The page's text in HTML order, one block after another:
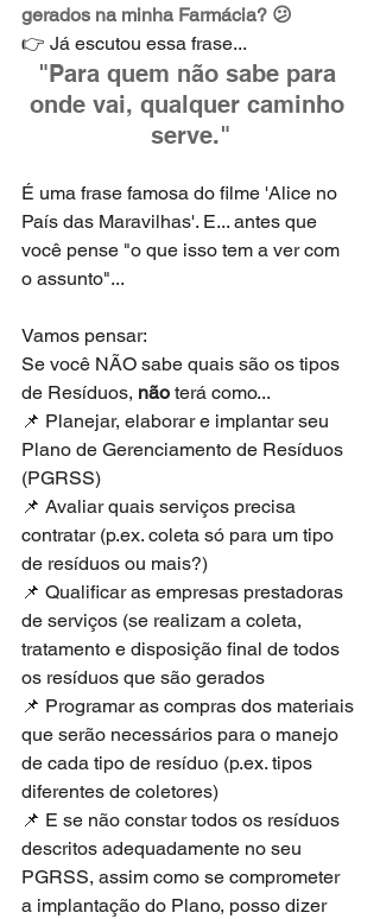
gerados na minha Farmácia? 😕
👉 Já escutou essa frase...
"Para quem não sabe para
onde vai, qualquer caminho
serve."
É uma frase famosa do filme 'Alice no
País das Maravilhas'. E... antes que
você pense "o que isso tem a ver com
o assunto"...
Vamos pensar:
Se você NÃO sabe quais são os tipos
de Resíduos, não terá como...
📌 Planejar, elaborar e implantar seu
Plano de Gerenciamento de Resíduos
(PGRSS)
📌 Avaliar quais serviços precisa
contratar (p.ex. coleta só para um tipo
de resíduos ou mais?)
📌 Qualificar as empresas prestadoras
de serviços (se realizam a coleta,
tratamento e disposição final de todos
os resíduos que são gerados
📌 Programar as compras dos materiais
que serão necessários para o manejo
de cada tipo de resíduo (p.ex. tipos
diferentes de coletores)
📌 E se não constar todos os resíduos
descritos adequadamente no seu
PGRSS, assim como se comprometer
a implantação do Plano, posso dizer